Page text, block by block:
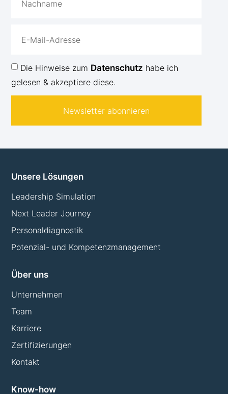
Die Hinweise zum Datenschutz habe ich
gelesen & akzeptiere diese.
Newsletter abonnieren
Unsere Lösungen
Leadership Simulation
Next Leader Journey
Personaldiagnostik
Potenzial- und Kompetenzmanagement
Über uns
Unternehmen
Team
Karriere
Zertifizierungen
Kontakt
Know-how